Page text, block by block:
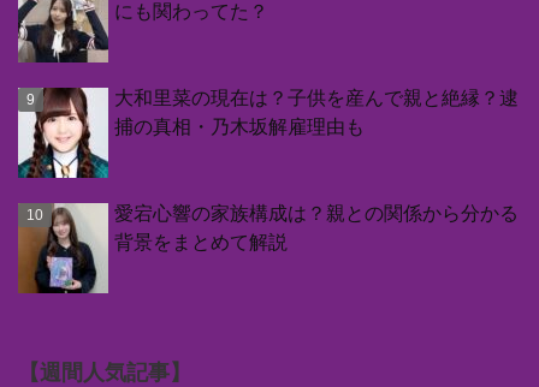
にも関わってた？
大和里菜の現在は？子供を産んで親と絶縁？逮
捕の真相・乃木坂解雇理由も
愛宕心響の家族構成は？親との関係から分かる
背景をまとめて解説
【週間人気記事】